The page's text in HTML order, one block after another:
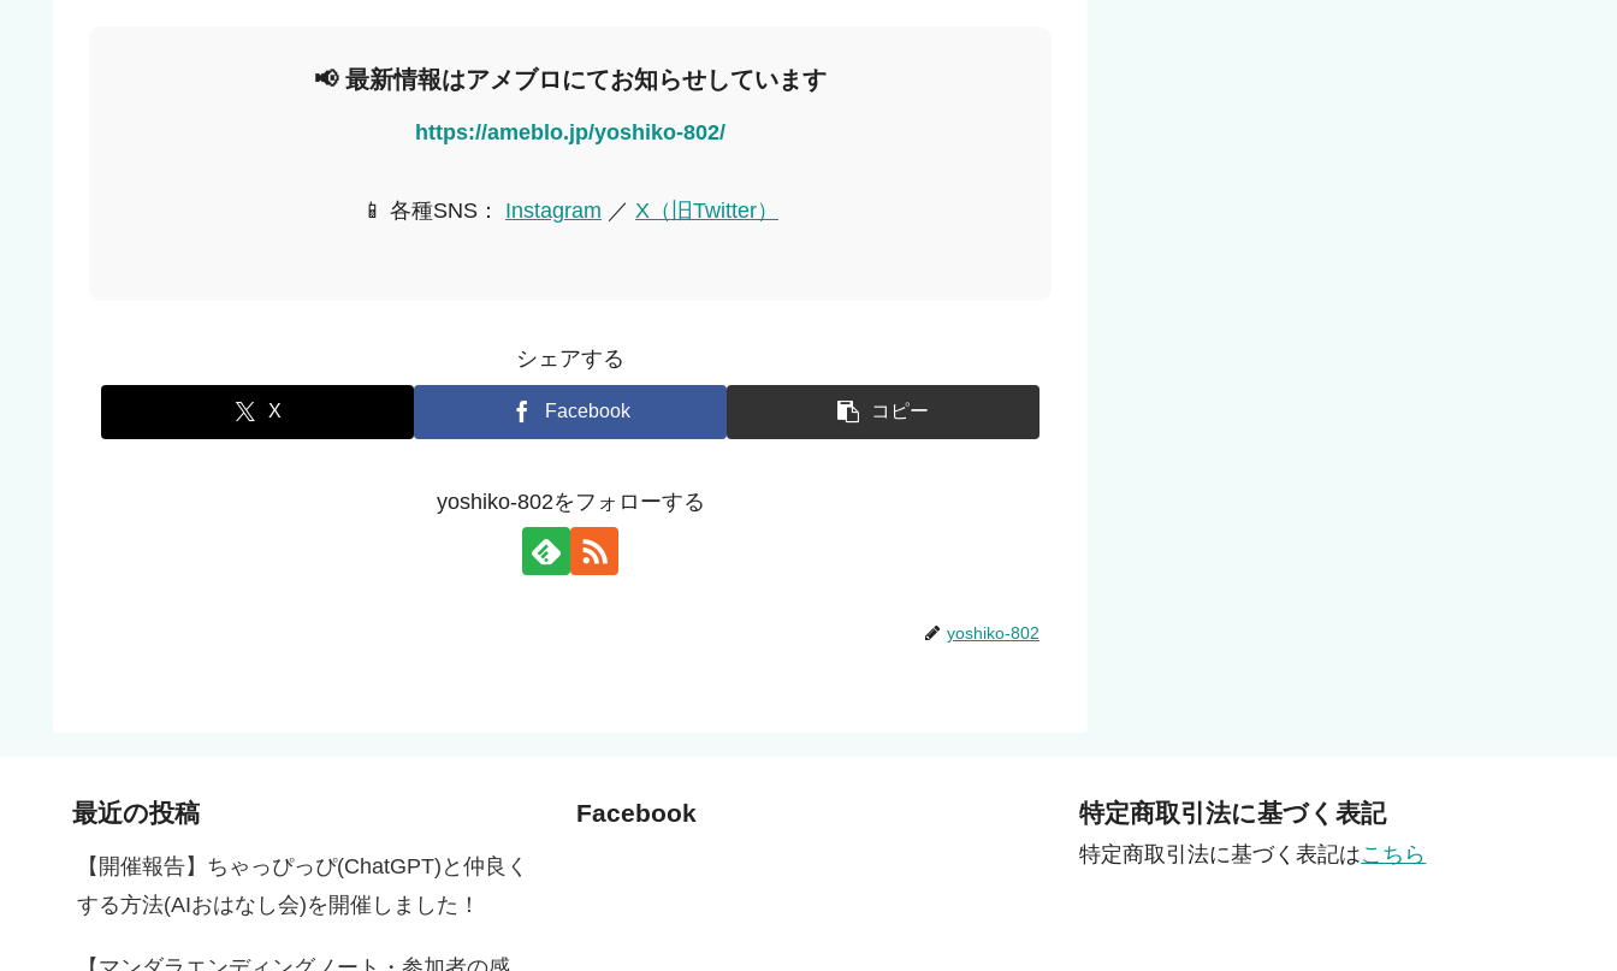
📢 最新情報はアメブロにてお知らせしています
https://ameblo.jp/yoshiko-802/
📱 各種SNS： Instagram ／ X（旧Twitter）
シェアする
X Facebook コピー
yoshiko-802をフォローする
yoshiko-802
最近の投稿
【開催報告】ちゃっぴっぴ(ChatGPT)と仲良く
する方法(AIおはなし会)を開催しました！
Facebook 特定商取引法に基づく表記
特定商取引法に基づく表記はこちら